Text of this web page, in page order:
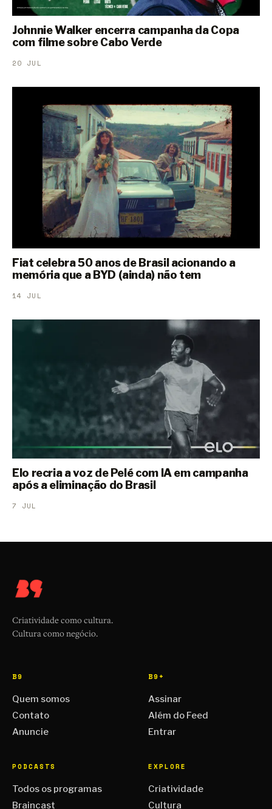
Johnnie Walker encerra campanha da Copa
com filme sobre Cabo Verde
20 JUL
Fiat celebra 50 anos de Brasil acionando a
memória que a BYD (ainda) não tem
14 JUL
Elo recria a voz de Pelé com IA em campanha
após a eliminação do Brasil
7 JUL
Criatividade como cultura.
Cultura como negócio.
B9
Quem somos
Contato
Anuncie
B9+
Assinar
Além do Feed
Entrar
PODCASTS
Todos os programas
Braincast
EXPLORE
Criatividade
Cultura